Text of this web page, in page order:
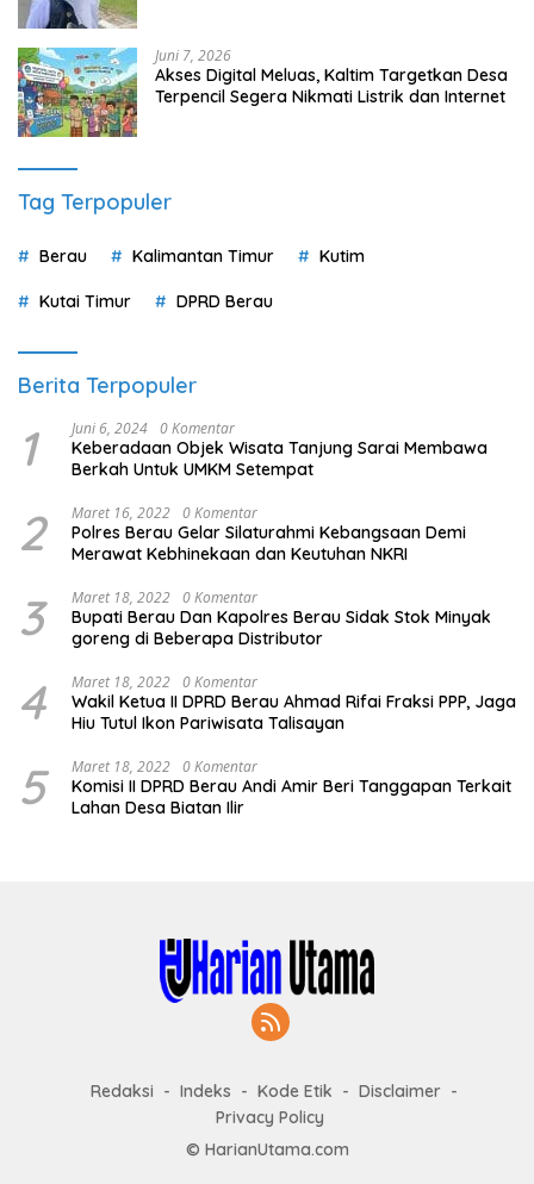
Juni 7, 2026
Akses Digital Meluas, Kaltim Targetkan Desa
Terpencil Segera Nikmati Listrik dan Internet
Tag Terpopuler
Berau Kalimantan Timur Kutim
Kutai Timur DPRD Berau
Berita Terpopuler
1 Juni 6, 2024 0 Komentar
Keberadaan Objek Wisata Tanjung Sarai Membawa
Berkah Untuk UMKM Setempat
2 Maret 16, 2022 0 Komentar
Polres Berau Gelar Silaturahmi Kebangsaan Demi
Merawat Kebhinekaan dan Keutuhan NKRI
3 Maret 18, 2022 0 Komentar
Bupati Berau Dan Kapolres Berau Sidak Stok Minyak
goreng di Beberapa Distributor
4 Maret 18, 2022 0 Komentar
Wakil Ketua II DPRD Berau Ahmad Rifai Fraksi PPP, Jaga
Hiu Tutul Ikon Pariwisata Talisayan
5 Maret 18, 2022 0 Komentar
Komisi II DPRD Berau Andi Amir Beri Tanggapan Terkait
Lahan Desa Biatan Ilir
Redaksi Indeks Kode Etik
Disclaimer
Privacy Policy
© HarianUtama.com